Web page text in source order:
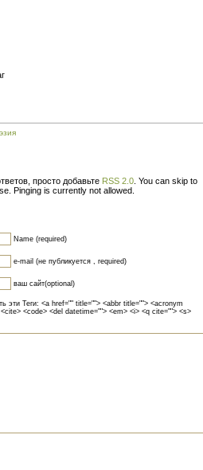
просто добавьте RSS 2.0 . You can skip to
Pinging is currently not allowed.
Name (required)
e-mail (не публикуется , required)
ваш сайт(optional)
эти Теги: <a href="" title=""> <abbr title=""> <acronym
<code> <del datetime=""> <em> <i> <q cite=""> <s>